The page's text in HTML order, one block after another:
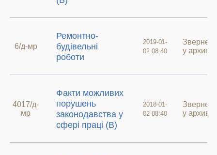
6/д-мр
Ремонтно-
будівельні
роботи
2019-01-
02 08:40
у архиві
4017/д-
мр
Факти можливих
порушень
законодавства у
сфері праці (В)
2018-01-
02 08:40
у архиві